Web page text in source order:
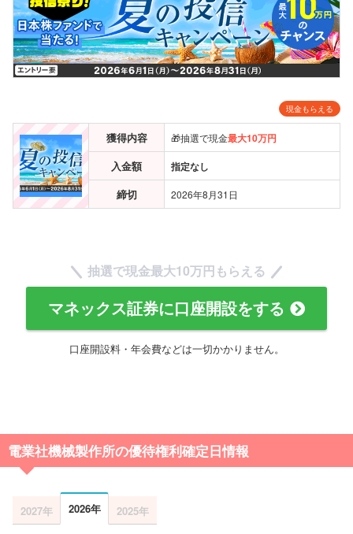
現金もらえる
獲得内容 🎁抽選で現金最大10万円
入金額 指定なし
締切 2026年8月31日
抽選で現金最大10万円もらえる
マネックス証券に口座開設をする
口座開設料・年会費などは一切かかりません。
電業社機械製作所の優待権利確定日情報
2027年 2026年 2025年